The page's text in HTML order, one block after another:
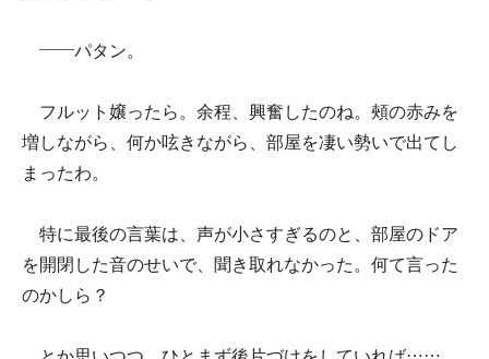
――パタン。
フルット嬢ったら。余程、興奮したのね。頰の赤みを
増しながら、何か呟きながら、部屋を凄い勢いで出てし
まったわ。
特に最後の言葉は、声が小さすぎるのと、部屋のドア
を開閉した音のせいで、聞き取れなかった。何て言った
のかしら？